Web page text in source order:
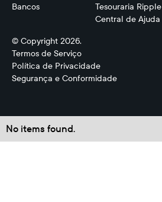
Bancos
Tesouraria Ripple
Central de Ajuda
© Copyright 2026.
Termos de Serviço
Política de Privacidade
Segurança e Conformidade
No items found.